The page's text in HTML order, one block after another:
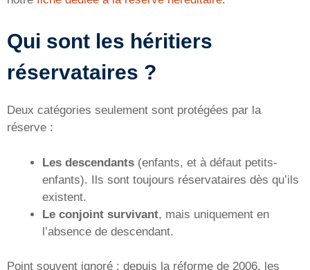
Qui sont les héritiers
réservataires ?
Deux catégories seulement sont protégées par la
réserve :
Les descendants (enfants, et à défaut petits-
enfants). Ils sont toujours réservataires dès qu’ils
existent.
Le conjoint survivant, mais uniquement en
l’absence de descendant.
Point souvent ignoré : depuis la réforme de 2006, les